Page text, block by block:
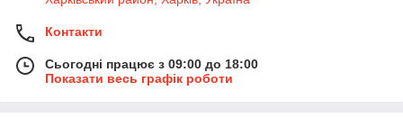
Контакти
Сьогодні працює з 09:00 до 18:00
Показати весь графік роботи